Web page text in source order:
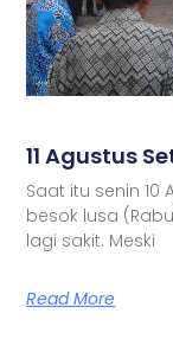
11 Agustus
Saat itu senin
besok lusa
lagi sakit. Meski
Read More